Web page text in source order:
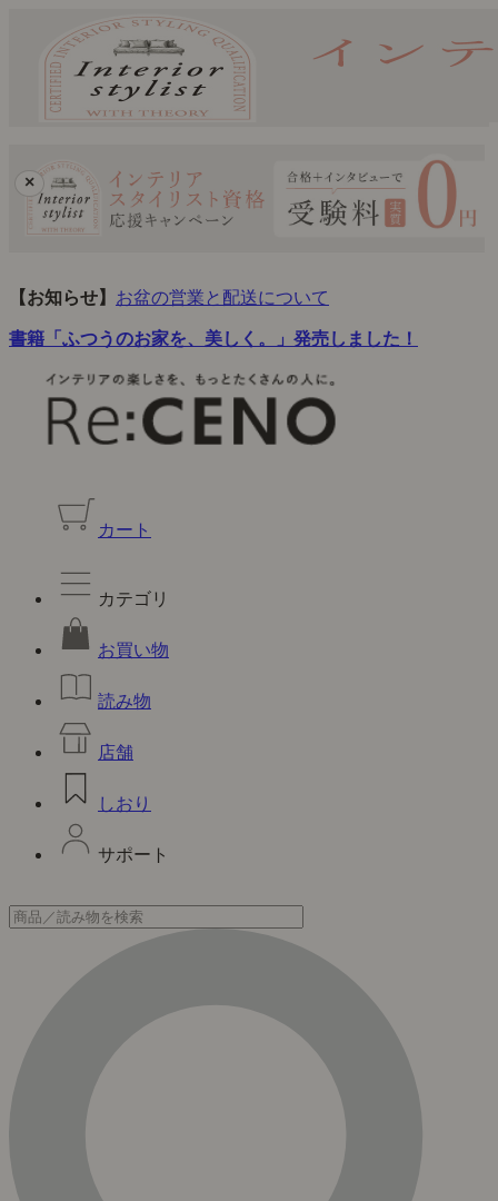
×
【お知らせ】 お盆の営業と配送について
書籍「ふつうのお家を、美しく。」発売しました！
カート
カテゴリ
お買い物
読み物
店舗
しおり
サポート